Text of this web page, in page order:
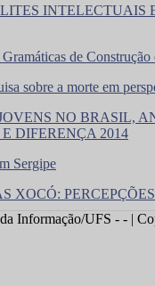
INTELECTUAIS
de Construção
sobre a morte em
NO BRASIL,
DIFERENÇA 2014
Sergipe
XOCÓ:
Informação/UFS - - |